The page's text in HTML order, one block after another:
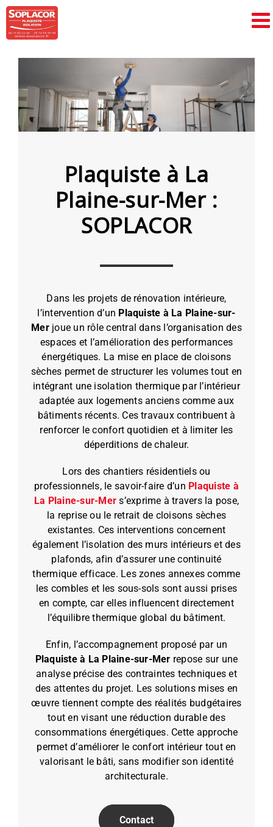
Passer
au
contenu
Plaquiste à La
Plaine-sur-Mer :
SOPLACOR
Dans les projets de rénovation intérieure,
l’intervention d’un Plaquiste à La Plaine-sur-
Merjoue un rôle central dans l’organisation des
espaces et l’amélioration des performances
énergétiques. La mise en place de cloisons
sèches permet de structurer les volumes tout en
intégrant une isolation thermique par l’intérieur
adaptée aux logements anciens comme aux
bâtiments récents. Ces travaux contribuent à
renforcer le confort quotidien et à limiter les
déperditions de chaleur.
Lors des chantiers résidentiels ou
professionnels, le savoir-faire d’un Plaquiste à
La Plaine-sur-Mer s’exprime à travers la pose,
la reprise ou le retrait de cloisons sèches
existantes. Ces interventions concernent
également l’isolation des murs intérieurs et des
plafonds, afin d’assurer une continuité
thermique efficace. Les zones annexes comme
les combles et les sous-sols sont aussi prises
en compte, car elles influencent directement
l’équilibre thermique global du bâtiment.
Enfin, l’accompagnement proposé par un
Plaquiste à La Plaine-sur-Mer repose sur une
analyse précise des contraintes techniques et
des attentes du projet. Les solutions mises en
œuvre tiennent compte des réalités budgétaires
tout en visant une réduction durable des
consommations énergétiques. Cette approche
permet d’améliorer le confort intérieur tout en
valorisant le bâti, sans modifier son identité
architecturale.
Contact